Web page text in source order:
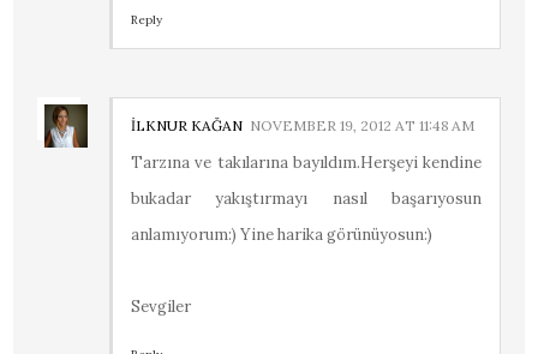
Reply
İLKNUR KAĞAN NOVEMBER 19, 2012 AT 11:48 AM
Tarzına ve takılarına bayıldım.Herşeyi kendine
bukadar yakıştırmayı nasıl başarıyosun
anlamıyorum:) Yine harika görünüyosun:)
Sevgiler